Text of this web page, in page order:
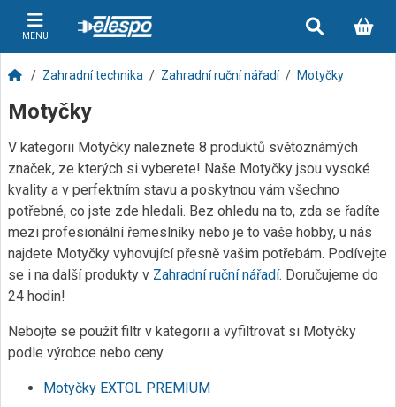
MENU
Zahradní technika Zahradní ruční nářadí Motyčky
Motyčky
V kategorii Motyčky naleznete 8 produktů světoznámých
značek, ze kterých si vyberete! Naše Motyčky jsou vysoké
kvality a v perfektním stavu a poskytnou vám všechno
potřebné, co jste zde hledali. Bez ohledu na to, zda se řadíte
mezi profesionální řemeslníky nebo je to vaše hobby, u nás
najdete Motyčky vyhovující přesně vašim potřebám. Podívejte
se i na další produkty v Zahradní ruční nářadí. Doručujeme do
24 hodin!
Nebojte se použít filtr v kategorii a vyfiltrovat si Motyčky
podle výrobce nebo ceny.
Motyčky EXTOL PREMIUM